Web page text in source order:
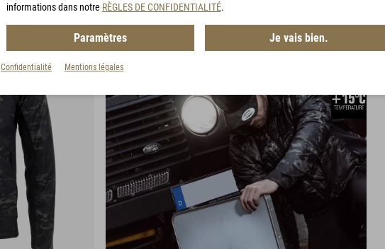
informations dans notre RÈGLES DE CONFIDENTIALITÉ.
Paramètres Je vais bien.
Confidentialité Mentions légales